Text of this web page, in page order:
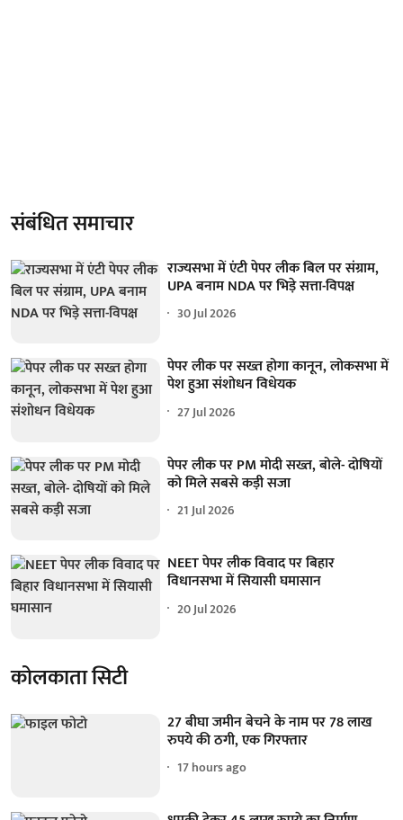
संबंधित समाचार
राज्यसभा में एंटी पेपर लीक बिल पर संग्राम,
UPA बनाम NDA पर भिड़े सत्ता-विपक्ष
30 Jul 2026
पेपर लीक पर सख्त होगा कानून, लोकसभा में
पेश हुआ संशोधन विधेयक
27 Jul 2026
पेपर लीक पर PM मोदी सख्त, बोले- दोषियों
को मिले सबसे कड़ी सजा
21 Jul 2026
NEET पेपर लीक विवाद पर बिहार
विधानसभा में सियासी घमासान
20 Jul 2026
कोलकाता सिटी
27 बीघा जमीन बेचने के नाम पर 78 लाख
रुपये की ठगी, एक गिरफ्तार
17 hours ago